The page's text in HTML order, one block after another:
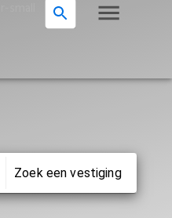
Zoek een vestiging